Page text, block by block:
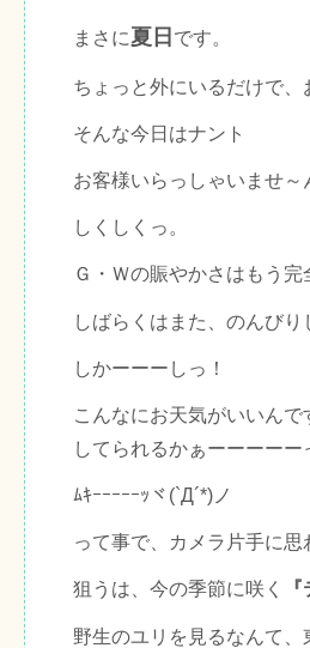
まさに夏日 です。
ちょっと外にいるだけで
そんな今日はナント
お客様いらっしゃいませ～
しくしくっ。
Ｇ・Ｗの賑やかさはもう
しばらくはまた、のんびり
しかーーーしっ！
こんなにお天気がいいん
してられるかぁーーーーー
ﾑｷｰｰｰｰｰｯヾ(`Д´*)ノ
って事で、カメラ片手に
狙うは、今の季節に咲く
野生のユリを見るなんて、